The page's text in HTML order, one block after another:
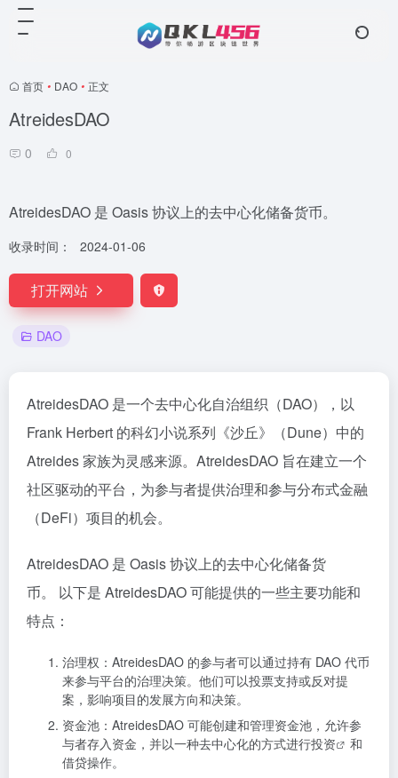
首页 • DAO • 正文
AtreidesDAO
0 0
AtreidesDAO 是 Oasis 协议上的去中心化储备货币。
收录时间： 2024-01-06
打开网站
DAO
AtreidesDAO 是一个去中心化自治组织（DAO），以
Frank Herbert 的科幻小说系列《沙丘》（Dune）中的
Atreides 家族为灵感来源。AtreidesDAO 旨在建立一个
社区驱动的平台，为参与者提供治理和参与分布式金融
（DeFi）项目的机会。
AtreidesDAO 是 Oasis 协议上的去中心化储备货
币。 以下是 AtreidesDAO 可能提供的一些主要功能和
特点：
治理权：AtreidesDAO 的参与者可以通过持有 DAO 代币
来参与平台的治理决策。他们可以投票支持或反对提
案，影响项目的发展方向和决策。
资金池：AtreidesDAO 可能创建和管理资金池，允许参
与者存入资金，并以一种去中心化的方式进行投资
和
借贷操作。